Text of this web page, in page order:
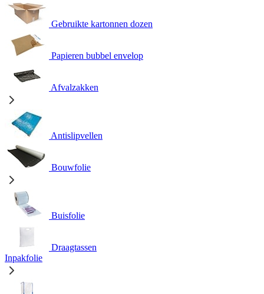
Gebruikte kartonnen dozen
Papieren bubbel envelop
Afvalzakken
Antislipvellen
Bouwfolie
Buisfolie
Draagtassen
Inpakfolie